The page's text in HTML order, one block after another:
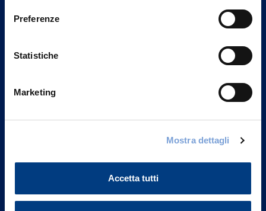
Preferenze
Statistiche
Marketing
Mostra dettagli
Accetta tutti
FAQ